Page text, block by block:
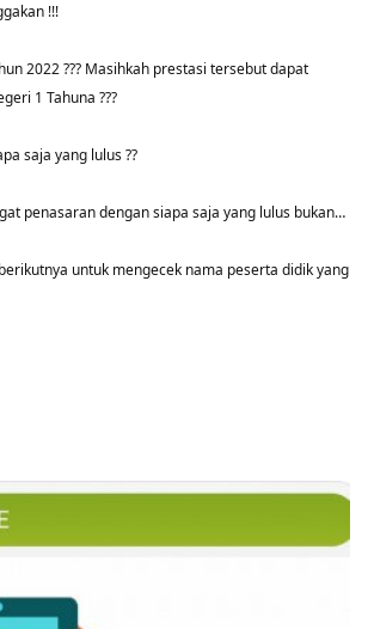
!!!
2022 ??? Masihkah prestasi tersebut dapat
1 Tahuna ???
saja yang lulus ??
penasaran dengan siapa saja yang lulus bukan…
untuk mengecek nama peserta didik yang